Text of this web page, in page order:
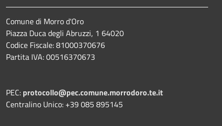
Comune di Morro d'Oro
Piazza Duca degli Abruzzi, 1 64020
Codice Fiscale: 81000370676
Partita IVA: 00516370673
PEC: protocollo@pec.comune.morrodoro.te.it
Centralino Unico: +39 085 895145